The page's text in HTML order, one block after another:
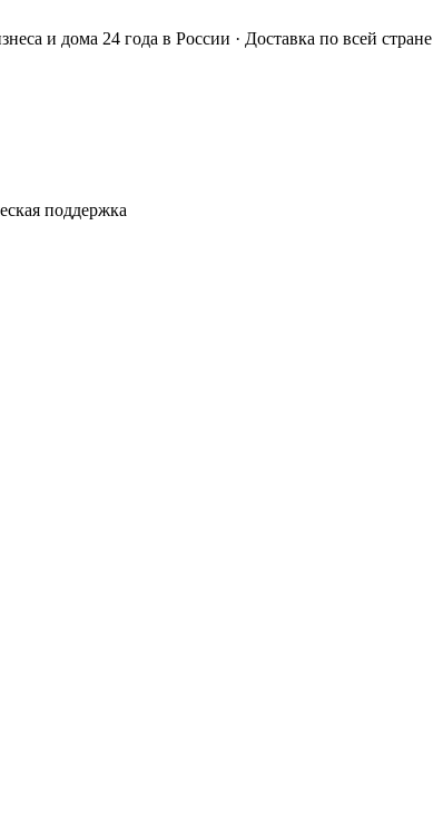
и дома 24 года в России · Доставка по всей стране
поддержка